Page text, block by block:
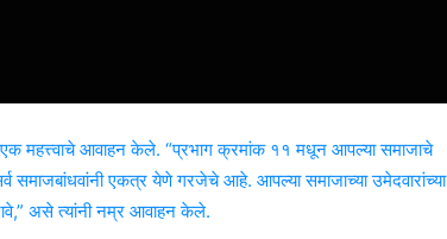
एक महत्त्वाचे आवाहन केले. “प्रभाग क्रमांक ११ मधून आपल्या समाजाचे
एकत्र येणे गरजेचे आहे. आपल्या समाजाच्या उमेदवारांच्या
असे त्यांनी नम्र आवाहन केले.